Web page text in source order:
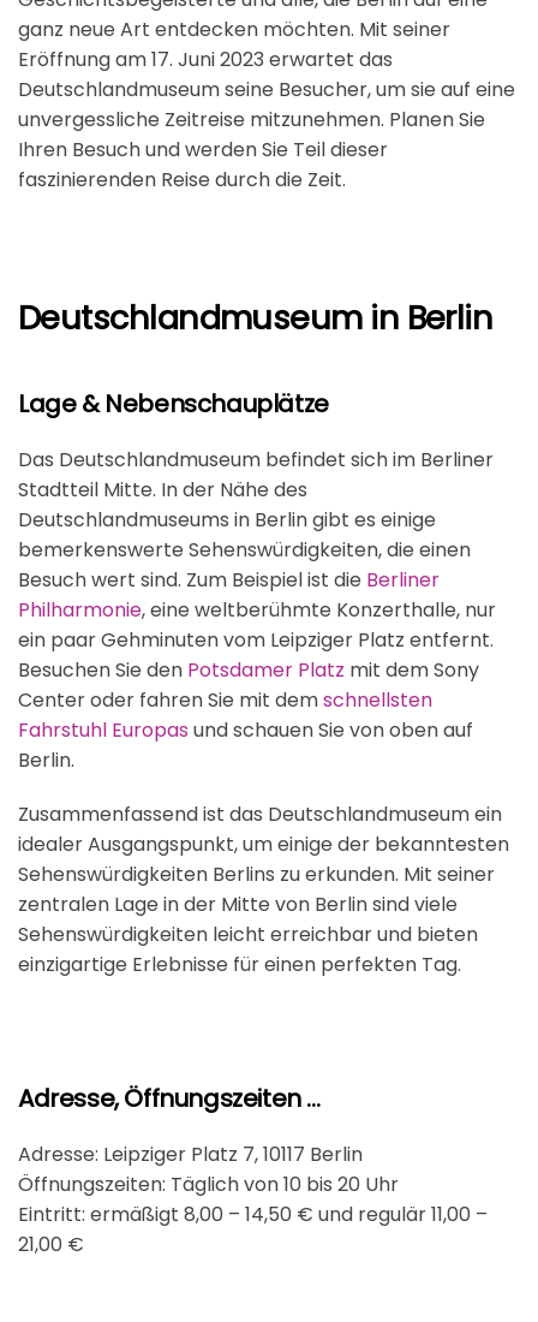
ganz neue Art entdecken möchten. Mit seiner
Eröffnung am 17. Juni 2023 erwartet das
Deutschlandmuseum seine Besucher, um sie auf eine
unvergessliche Zeitreise mitzunehmen. Planen Sie
Ihren Besuch und werden Sie Teil dieser
faszinierenden Reise durch die Zeit.
Deutschlandmuseum in Berlin
Lage & Nebenschauplätze
Das Deutschlandmuseum befindet sich im Berliner
Stadtteil Mitte​​. In der Nähe des
Deutschlandmuseums in Berlin gibt es einige
bemerkenswerte Sehenswürdigkeiten, die einen
Besuch wert sind. Zum Beispiel ist die Berliner
Philharmonie, eine weltberühmte Konzerthalle, nur
ein paar Gehminuten vom Leipziger Platz entfernt​​.
Besuchen Sie den Potsdamer Platz mit dem Sony
Center oder fahren Sie mit demschnellsten
Fahrstuhl Europas und schauen Sie von oben auf
Berlin.
Zusammenfassend ist das Deutschlandmuseum ein
idealer Ausgangspunkt, um einige der bekanntesten
Sehenswürdigkeiten Berlins zu erkunden. Mit seiner
zentralen Lage in der Mitte von Berlin sind viele
Sehenswürdigkeiten leicht erreichbar und bieten
einzigartige Erlebnisse für einen perfekten Tag.
Adresse, Öffnungszeiten ...
Adresse: Leipziger Platz 7, 10117 Berlin
Öffnungszeiten: Täglich von 10 bis 20 Uhr
Eintritt: ermäßigt 8,00 – 14,50 € und regulär 11,00 –
21,00 €